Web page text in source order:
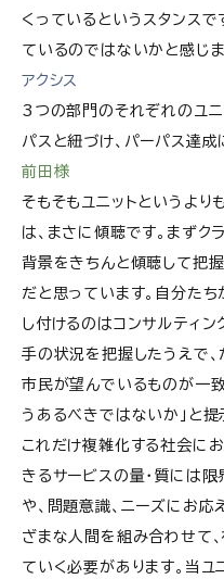
くっているというスタンス
ているのではないかと感じま
アクシス
3つの部門のそれぞれのユ
パスと紐づけ、パーパス達成
前田様
そもそもユニットというよ
は、まさに傾聴です。まずク
背景をきちんと傾聴して把
だと思っています。自分た
し付けるのはコンサルティ
手の状況を把握したうえで
市民が望んでいるものが一致
うあるべきではないか」と提
これだけ複雑化する社会に
きるサービスの量・質には
や、問題意識、ニーズにお
ざまな人間を組み合わせて
ていく必要があります。当